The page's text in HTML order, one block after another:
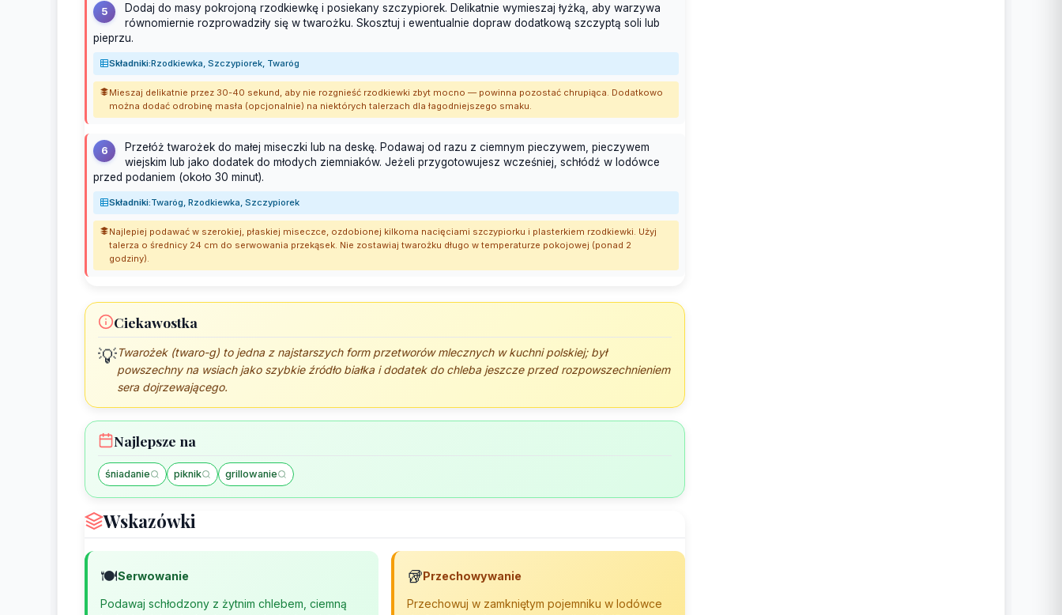
5
Dodaj do masy pokrojoną rzodkiewkę i posiekany szczypiorek. Delikatnie wymieszaj łyżką, aby warzywa
równomiernie rozprowadziły się w twarożku. Skosztuj i ewentualnie dopraw dodatkową szczyptą soli lub
pieprzu.
Składniki:Rzodkiewka, Szczypiorek, Twaróg
Mieszaj delikatnie przez 30-40 sekund, aby nie rozgnieść rzodkiewki zbyt mocno — powinna pozostać chrupiąca. Dodatkowo
można dodać odrobinę masła (opcjonalnie) na niektórych talerzach dla łagodniejszego smaku.
6
Przełóż twarożek do małej miseczki lub na deskę. Podawaj od razu z ciemnym pieczywem, pieczywem
wiejskim lub jako dodatek do młodych ziemniaków. Jeżeli przygotowujesz wcześniej, schłódź w lodówce
przed podaniem (około 30 minut).
Składniki:Twaróg, Rzodkiewka, Szczypiorek
Najlepiej podawać w szerokiej, płaskiej miseczce, ozdobionej kilkoma nacięciami szczypiorku i plasterkiem rzodkiewki. Użyj
talerza o średnicy 24 cm do serwowania przekąsek. Nie zostawiaj twarożku długo w temperaturze pokojowej (ponad 2
godziny).
Ciekawostka
💡Twarożek (twaro-g) to jedna z najstarszych form przetworów mlecznych w kuchni polskiej; był
powszechny na wsiach jako szybkie źródło białka i dodatek do chleba jeszcze przed rozpowszechnieniem
sera dojrzewającego.
Najlepsze na
śniadanie piknik grillowanie
Wskazówki
🍽️Serwowanie
Podawaj schłodzony z żytnim chlebem, ciemną
🥡Przechowywanie
Przechowuj w zamkniętym pojemniku w lodówce